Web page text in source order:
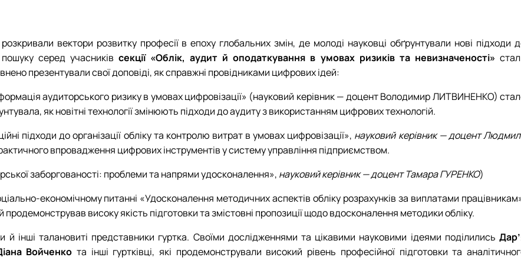
вектори розвитку професії в епоху глобальних змін, де молоді науковці обґрунтували нові підходи
серед учасників секції «Облік, аудит й оподаткування в умовах ризиків та невизначеності»
презентували свої доповіді, як справжні провідниками цифрових ідей:
аудиторського ризику в умовах цифровізації» (науковий керівник — доцент Володимир ЛИТВИНЕНКО)
як новітні технології змінюють підходи до аудиту з використанням цифрових технологій.
підходи до організації обліку та контролю витрат в умовах цифровізації», науковий керівник — доцент
впровадження цифрових інструментів у систему управління підприємством.
заборгованості: проблеми та напрями удосконалення», науковий керівник — доцент Тамара ГУРЕНКО)
економічному питанні «Удосконалення методичних аспектів обліку розрахунків за виплатами
продемонстрував високу якість підготовки та змістовні пропозиції щодо вдосконалення методики обліку.
й інші талановиті представники гуртка. Своїми дослідженнями та цікавими науковими ідеями поділились
Войченко та інші гуртківці, які продемонстрували високий рівень професійної підготовки та